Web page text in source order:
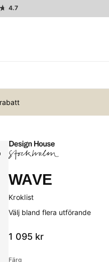
4.7
WAVE
Kroklist
Välj bland flera utförande
1 095 kr
Färg